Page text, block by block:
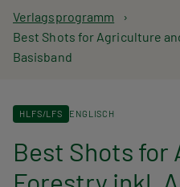
P
f
d
n
Verlagsprogramm
Best Shots for Agriculture
Basisband
HLFS/LFS ENGLISCH
Best Shots for